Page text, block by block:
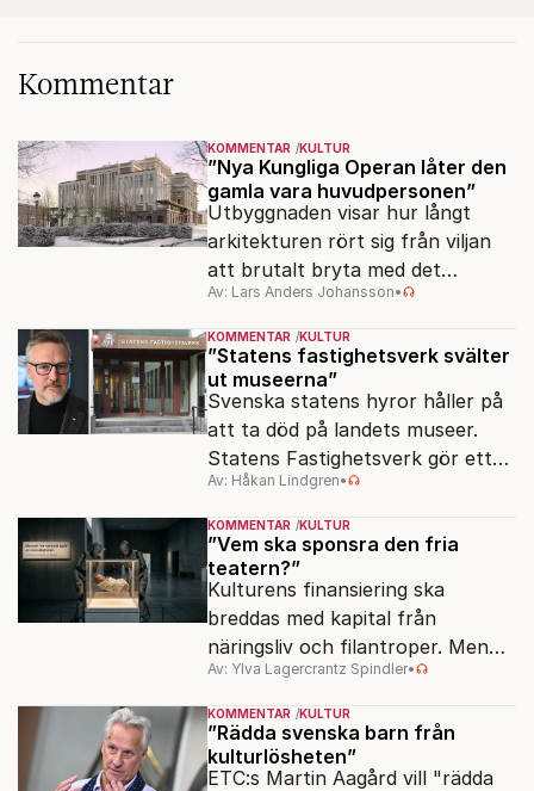
Kommentar
KOMMENTAR KULTUR
”Nya Kungliga Operan låter den
gamla vara huvudpersonen”
Utbyggnaden visar hur långt
arkitekturen rört sig från viljan
att brutalt bryta med det
förflutna. Men varför är man så
rädd för detaljer?
Av: Lars Anders Johansson•
KOMMENTAR KULTUR
”Statens fastighetsverk svälter
ut museerna”
Svenska statens hyror håller på
att ta död på landets museer.
Statens Fastighetsverk gör ett
överskott på 800 miljoner kronor
samtidigt som samlingarna hotas.
Av: Håkan Lindgren•
KOMMENTAR KULTUR
”Vem ska sponsra den fria
teatern?”
Kulturens finansiering ska
breddas med kapital från
näringsliv och filantroper. Men
frågan är, vilken kultur?
Av: Ylva Lagercrantz Spindler•
KOMMENTAR KULTUR
”Rädda svenska barn från
kulturlösheten”
ETC:s Martin Aagård vill "rädda